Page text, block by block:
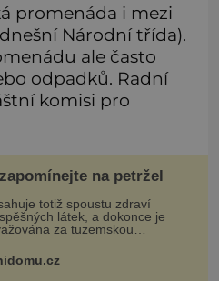
promenáda i mezi
Národní třída).
ale často
odpadků. Radní
komisi pro
na petržel
totiž spoustu zdraví
látek, a dokonce je
za tuzemskou
Zázrak plný
V petrželi najdete vitaminy
B3, B6, provitamin A, vitamin